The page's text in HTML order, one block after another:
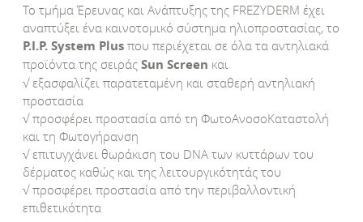
Το τμήμα Έρευνας και Ανάπτυξης της FREZYDERM έχει
αναπτύξει ένα καινοτομικό σύστημα ηλιοπροστασίας, το
P.I.P. System Plus που περιέχεται σε όλα τα αντηλιακά
προϊόντα της σειράς Sun Screen και
√ εξασφαλίζει παρατεταμένη και σταθερή αντηλιακή
προστασία
√ προσφέρει προστασία από τη ΦωτοΑνοσοΚαταστολή
και τη Φωτογήρανση
√ επιτυγχάνει θωράκιση του DNA των κυττάρων του
δέρματος καθώς και της λειτουργικότητάς του
√ προσφέρει προστασία από την περιβαλλοντική
επιθετικότητα